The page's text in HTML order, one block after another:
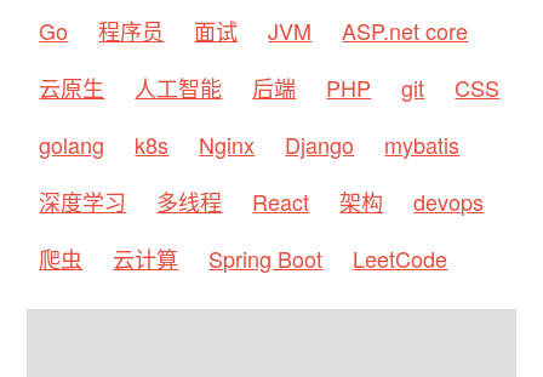
Go
程序员 面试 JVM
ASP.net core
云原生
人工智能 后端 PHP git
CSS
golang
k8s Nginx Django
mybatis
深度学习
多线程 React 架构
devops
爬虫
云计算 Spring Boot LeetCode